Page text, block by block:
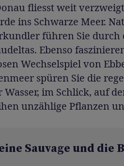
fliesst weit
ins Schwarze Meer.
führen Sie durch
Ebenso
Wechselspiel von
spüren Sie die
Wasser, im Schlick, auf
unzählige Pflanzen
Sauvage und die